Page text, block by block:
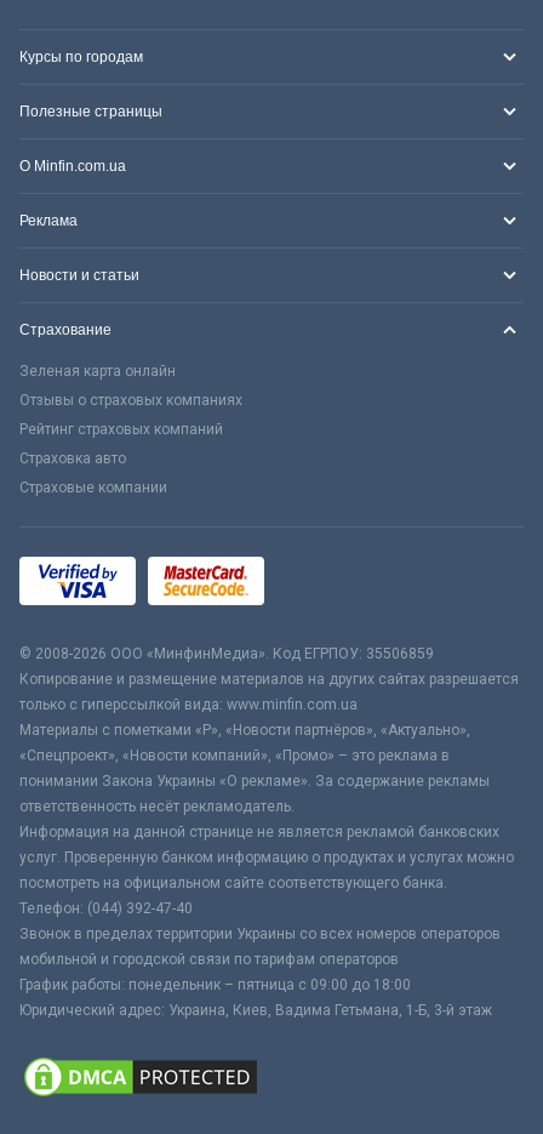
Курсы по городам
Полезные страницы
О Minfin.com.ua
Реклама
Новости и статьи
Страхование
Зеленая карта онлайн
Отзывы о страховых компаниях
Рейтинг страховых компаний
Страховка авто
Страховые компании
© 2008-2026 ООО «МинфинМедиа». Код ЕГРПОУ: 35506859
Копирование и размещение материалов на других сайтах разрешается
только с гиперссылкой вида: www.minfin.com.ua
Материалы с пометками «Р», «Новости партнёров», «Актуально»,
«Спецпроект», «Новости компаний», «Промо» – это реклама в
понимании Закона Украины «О рекламе». За содержание рекламы
ответственность несёт рекламодатель.
Информация на данной странице не является рекламой банковских
услуг. Проверенную банком информацию о продуктах и услугах можно
посмотреть на официальном сайте соответствующего банка.
Телефон: (044) 392-47-40
Звонок в пределах территории Украины со всех номеров операторов
мобильной и городской связи по тарифам операторов
График работы: понедельник – пятница с 09:00 до 18:00
Юридический адрес: Украина, Киев, Вадима Гетьмана, 1-Б, 3-й этаж